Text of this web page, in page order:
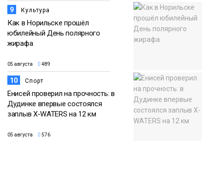
9 Культура
Как в Норильске прошёл
юбилейный День полярного
жирафа
05 августа 489
10 Спорт
Енисей проверил на прочность: в
Дудинке впервые состоялся
заплыв X-WATERS на 12 км
05 августа 576